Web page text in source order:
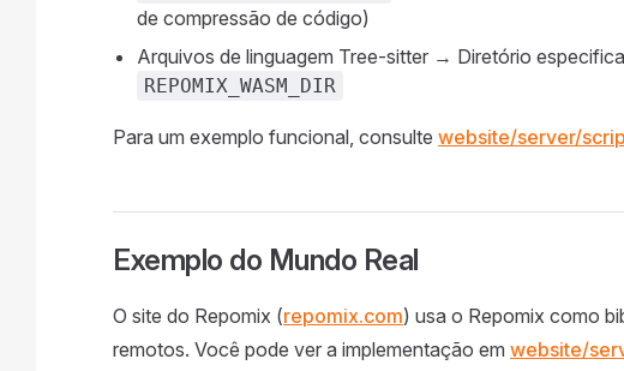
de compressão de código)
Arquivos de linguagem Tree-sitter → Diretório
REPOMIX_WASM_DIR
Para um exemplo funcional, consulte website/server/
Exemplo do Mundo Real
O site do Repomix (repomix.com) usa o Repomix como
remotos. Você pode ver a implementação em website/